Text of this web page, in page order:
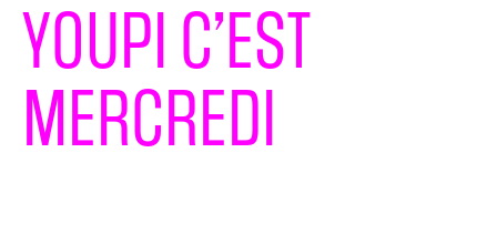
YOUPI C’EST
MERCREDI